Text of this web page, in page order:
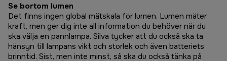
Se bortom lumen
Det finns ingen global mätskala för lumen. Lumen mäter
kraft, men ger dig inte all information du behöver när du
ska välja en pannlampa. Silva tycker att du också ska ta
hänsyn till lampans vikt och storlek och även batteriets
brinntid. Sist, men inte minst, så ska du också tänka på